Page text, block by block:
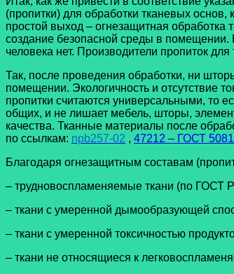
(пропитки) для обработки тканевых
простой выход – огнезащитная обработка
создание безопасной среды в помещении.
человека нет. Производители пропиток
Так, после проведения обработки, ни
помещении. Экологичность и отсутствие
пропитки считаются универсальными, то
общих, и не лишает мебель, шторы,
качества. Тканные материалы после
по ссылкам: npb257-02 , 47212 – ГОСТ
Благодаря огнезащитным составам
– трудновоспламеняемые ткани (по ГОСТ
– ткани с умеренной дымообразующей
– ткани с умеренной токсичностью
– ткани не относящиеся к